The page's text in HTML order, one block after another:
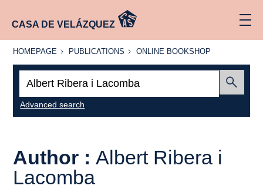
CASA DE VELÁZQUEZ
HOMEPAGE
HOMEPAGE PUBLICATIONS
PUBLICATIONS
ONLINE
ONLINE BOOKSHOP
Advanced search
Author : Albert Ribera i
Lacomba